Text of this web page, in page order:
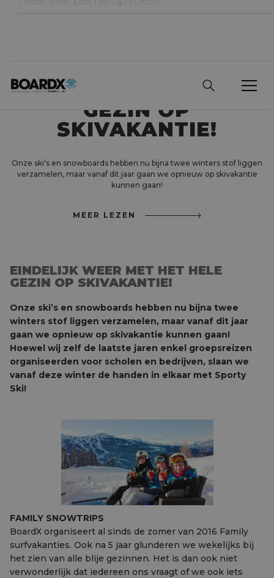
MET HET HELE
GEZIN OP
SKIVAKANTIE!
Onze ski’s en snowboards hebben nu bijna twee winters stof liggen
verzamelen, maar vanaf dit jaar gaan we opnieuw op skivakantie
kunnen gaan!
MEER LEZEN
EINDELIJK WEER MET HET HELE
GEZIN OP SKIVAKANTIE!
Onze ski’s en snowboards hebben nu bijna twee
winters stof liggen verzamelen, maar vanaf dit jaar
gaan we opnieuw op skivakantie kunnen gaan!
Hoewel wij zelf de laatste jaren enkel groepsreizen
organiseerden voor scholen en bedrijven, slaan we
vanaf deze winter de handen in elkaar met Sporty
Ski!
FAMILY SNOWTRIPS
BoardX organiseert al sinds de zomer van 2016 Family
surfvakanties. Ook na 5 jaar glunderen we wekelijks bij
het zien van alle blije gezinnen. Het is dan ook niet
verwonderlijk dat iedereen ons vraagt of we ook iets